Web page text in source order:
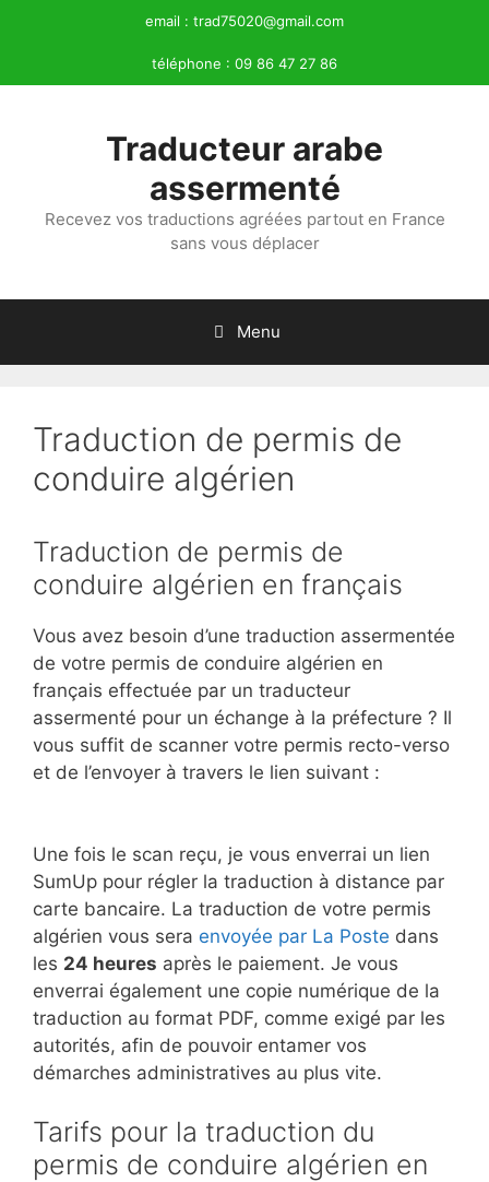
email : trad75020@gmail.com
téléphone : 09 86 47 27 86
Traducteur arabe
assermenté
Recevez vos traductions agréées partout en France
sans vous déplacer
Menu
Traduction de permis de
conduire algérien
Traduction de permis de
conduire algérien en français
Vous avez besoin d’une traduction assermentée
de votre permis de conduire algérien en
français effectuée par un traducteur
assermenté pour un échange à la préfecture ? Il
vous suffit de scanner votre permis recto-verso
et de l’envoyer à travers le lien suivant :
Une fois le scan reçu, je vous enverrai un lien
SumUp pour régler la traduction à distance par
carte bancaire. La traduction de votre permis
algérien vous sera envoyée par La Poste dans
les 24 heures après le paiement. Je vous
enverrai également une copie numérique de la
traduction au format PDF, comme exigé par les
autorités, afin de pouvoir entamer vos
démarches administratives au plus vite.
Tarifs pour la traduction du
permis de conduire algérien en